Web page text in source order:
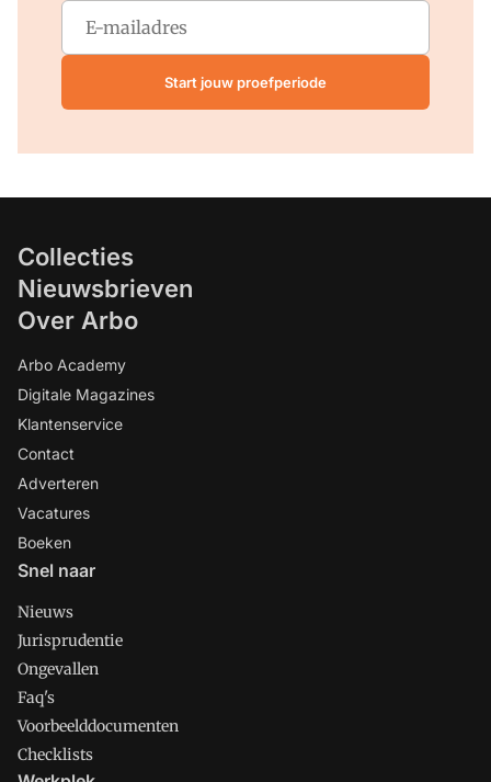
Start jouw proefperiode
Collecties
Nieuwsbrieven
Over Arbo
Arbo Academy
Digitale Magazines
Klantenservice
Contact
Adverteren
Vacatures
Boeken
Snel naar
Nieuws
Jurisprudentie
Ongevallen
Faq's
Voorbeelddocumenten
Checklists